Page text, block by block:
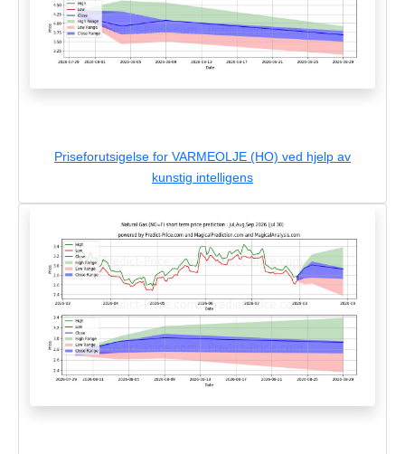
Priseforutsigelse for VARMEOLJE (HO) ved hjelp av
kunstig intelligens